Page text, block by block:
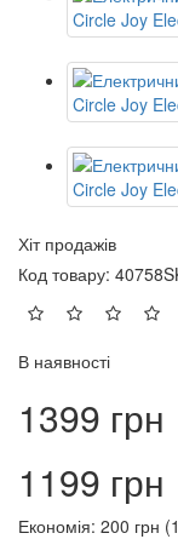
Хіт продажів
Код товару:
В наявності
1399 грн
1199 грн
Економія: 200 грн